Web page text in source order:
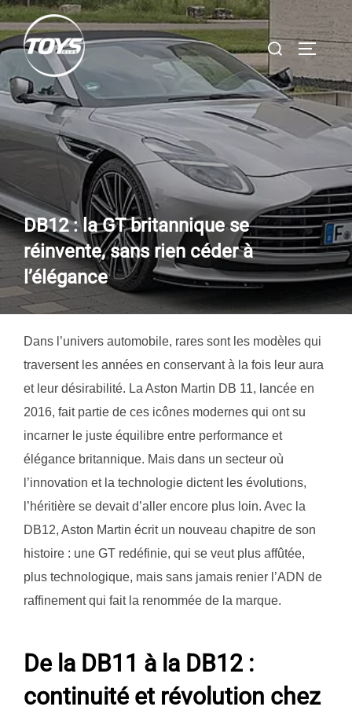
Aller
au
contenu
Rechercher :
DB12 : la GT britannique se
réinvente, sans rien céder à
l’élégance
Dans l’univers automobile, rares sont les modèles qui
traversent les années en conservant à la fois leur aura
et leur désirabilité. La Aston Martin DB 11, lancée en
2016, fait partie de ces icônes modernes qui ont su
incarner le juste équilibre entre performance et
élégance britannique. Mais dans un secteur où
l’innovation et la technologie dictent les évolutions,
l’héritière se devait d’aller encore plus loin. Avec la
DB12, Aston Martin écrit un nouveau chapitre de son
histoire : une GT redéfinie, qui se veut plus affûtée,
plus technologique, mais sans jamais renier l’ADN de
raffinement qui fait la renommée de la marque.
De la DB11 à la DB12 :
continuité et révolution chez